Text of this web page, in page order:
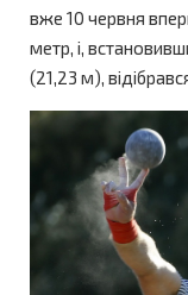
вже 10 червня
метр, і,
(21,23 м),